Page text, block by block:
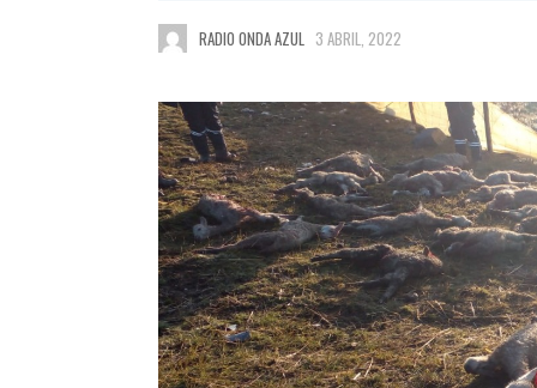
RADIO ONDA AZUL 3 ABRIL, 2022